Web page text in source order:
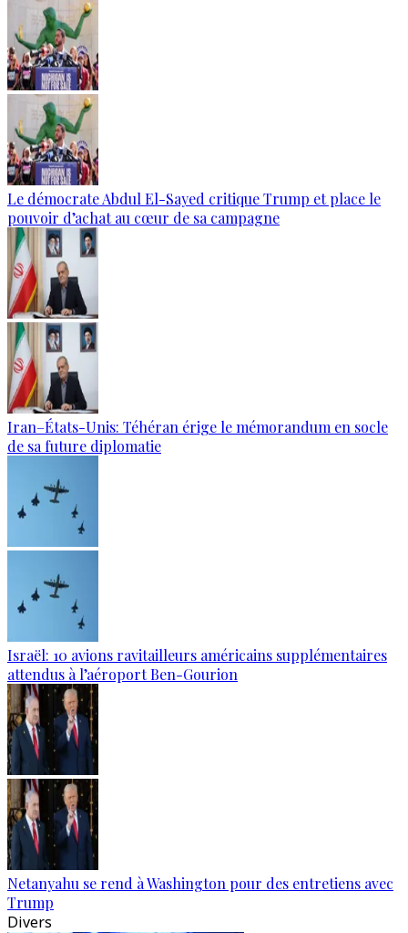
Le démocrate Abdul El-Sayed critique Trump et place le
pouvoir d’achat au cœur de sa campagne
Iran–États-Unis: Téhéran érige le mémorandum en socle
de sa future diplomatie
Israël: 10 avions ravitailleurs américains supplémentaires
attendus à l’aéroport Ben-Gourion
Netanyahu se rend à Washington pour des entretiens avec
Trump
Divers